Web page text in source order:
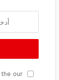
the our